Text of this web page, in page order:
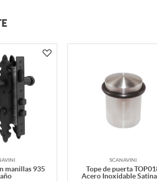
manillas 935
SCANAVINI
Tope de puerta
Acero Inoxidable